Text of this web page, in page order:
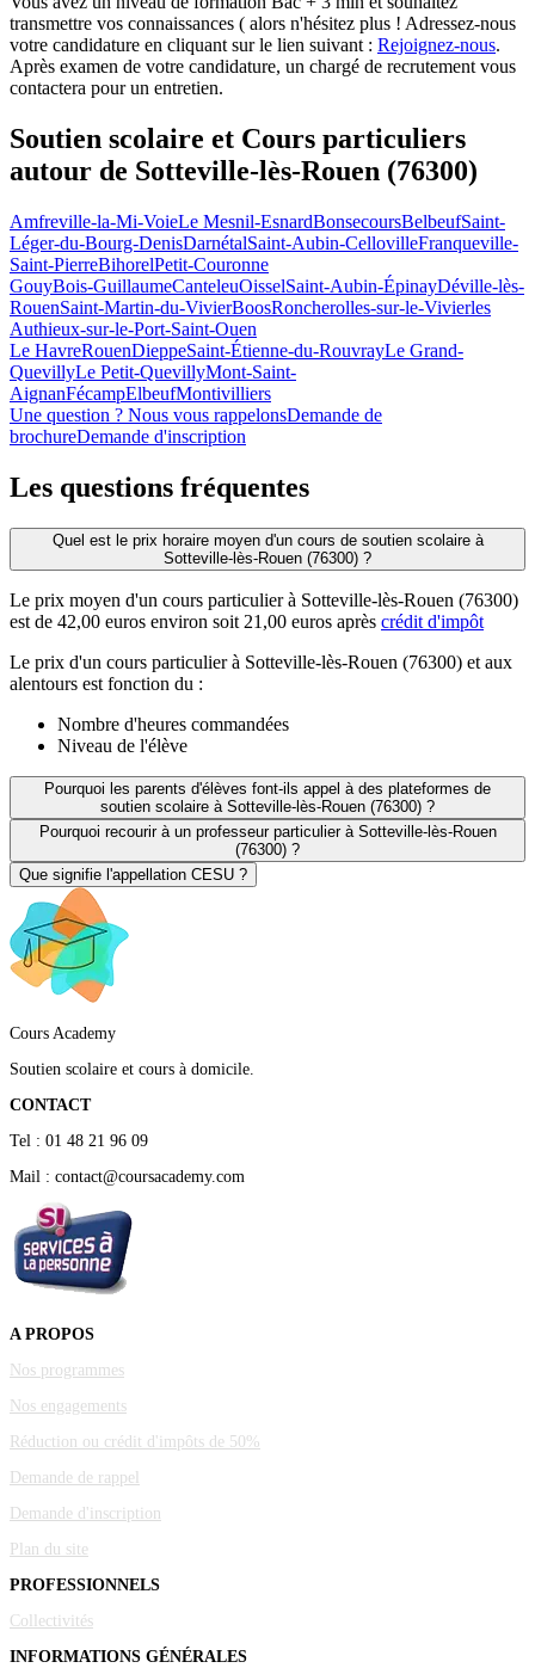
transmettre vos connaissances ( alors n'hésitez plus ! Adressez-nous
votre candidature en cliquant sur le lien suivant : Rejoignez-nous.
Après examen de votre candidature, un chargé de recrutement vous
contactera pour un entretien.
Soutien scolaire et Cours particuliers
autour de Sotteville-lès-Rouen (76300)
Amfreville-la-Mi-VoieLe Mesnil-EsnardBonsecoursBelbeufSaint-
Léger-du-Bourg-DenisDarnétalSaint-Aubin-CellovilleFranqueville-
Saint-PierreBihorelPetit-Couronne
GouyBois-GuillaumeCanteleuOisselSaint-Aubin-ÉpinayDéville-lès-
RouenSaint-Martin-du-VivierBoosRoncherolles-sur-le-Vivierles
Authieux-sur-le-Port-Saint-Ouen
Le HavreRouenDieppeSaint-Étienne-du-RouvrayLe Grand-
QuevillyLe Petit-QuevillyMont-Saint-
AignanFécampElbeufMontivilliers
Une question ? Nous vous rappelonsDemande de
brochureDemande d'inscription
Les questions fréquentes
Quel est le prix horaire moyen d'un cours de soutien scolaire à
Sotteville-lès-Rouen (76300) ?
Le prix moyen d'un cours particulier à Sotteville-lès-Rouen (76300)
est de 42,00 euros environ soit 21,00 euros après crédit d'impôt
Le prix d'un cours particulier à Sotteville-lès-Rouen (76300) et aux
alentours est fonction du :
Nombre d'heures commandées
Niveau de l'élève
Pourquoi les parents d'élèves font-ils appel à des plateformes de
soutien scolaire à Sotteville-lès-Rouen (76300) ?
Pourquoi recourir à un professeur particulier à Sotteville-lès-Rouen
(76300) ?
Que signifie l'appellation CESU ?
Cours Academy
Soutien scolaire et cours à domicile.
CONTACT
Tel : 01 48 21 96 09
Mail : contact@coursacademy.com
A PROPOS
Nos programmes
Nos engagements
Réduction ou crédit d'impôts de 50%
Demande de rappel
Demande d'inscription
Plan du site
PROFESSIONNELS
Collectivités
INFORMATIONS GÉNÉRALES